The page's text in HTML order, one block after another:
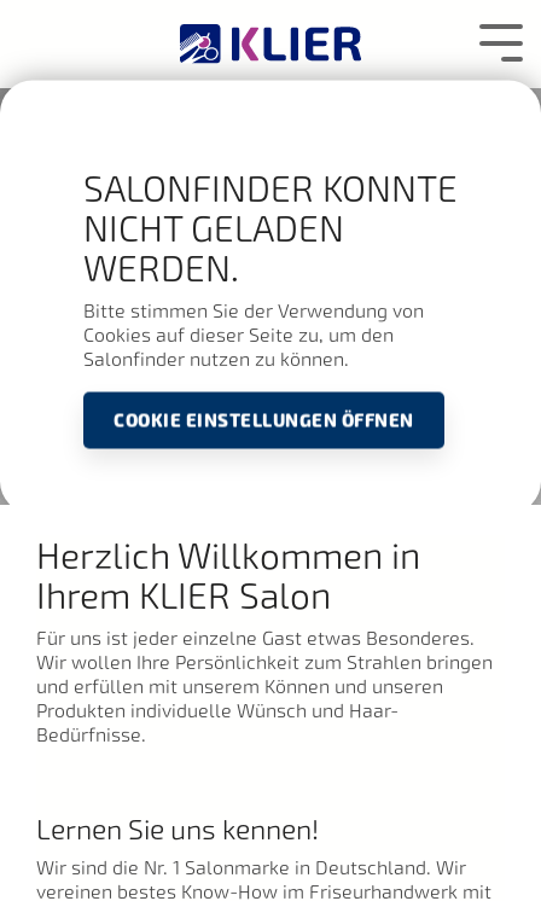
SALONFINDER KONNTE
NICHT GELADEN
WERDEN.
Bitte stimmen Sie der Verwendung von
Cookies auf dieser Seite zu, um den
Salonfinder nutzen zu können.
COOKIE EINSTELLUNGEN ÖFFNEN
Herzlich Willkommen in
Ihrem KLIER Salon
Für uns ist jeder einzelne Gast etwas Besonderes.
Wir wollen Ihre Persönlichkeit zum Strahlen bringen
und erfüllen mit unserem Können und unseren
Produkten individuelle Wünsch und Haar-
Bedürfnisse.
Lernen Sie uns kennen!
Wir sind die Nr. 1 Salonmarke in Deutschland. Wir
vereinen bestes Know-How im Friseurhandwerk mit